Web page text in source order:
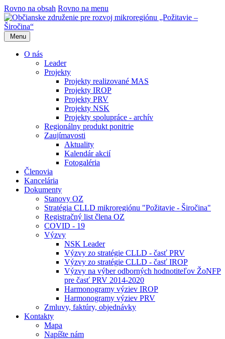
Rovno na obsah Rovno na menu
Menu
O nás
Leader
Projekty
Projekty realizované MAS
Projekty IROP
Projekty PRV
Projekty NSK
Projekty spolupráce - archív
Regionálny produkt ponitrie
Zaujímavosti
Aktuality
Kalendár akcií
Fotogaléria
Členovia
Kancelária
Dokumenty
Stanovy OZ
Stratégia CLLD mikroregiónu "Požitavie - Širočina"
Registračný list člena OZ
COVID - 19
Výzvy
NSK Leader
Výzvy zo stratégie CLLD - časť PRV
Výzvy zo stratégie CLLD - časť IROP
Výzvy na výber odborných hodnotiteľov ŽoNFP
pre časť PRV 2014-2020
Harmonogramy výziev IROP
Harmonogramy výziev PRV
Zmluvy, faktúry, objednávky
Kontakty
Mapa
Napíšte nám